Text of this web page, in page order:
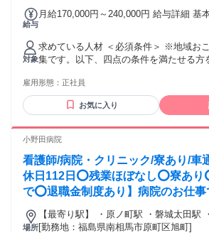
給与
月給170,000円～240,000円 給与詳細 基
れる通勤・皆勤・家族手当金額：あり
るその他手当金額：あり ※通勤手当あり（上限53,500円） ※
扶養手当・住居手当・特殊手当等あり。
動。
対象
求めている人材 ＜必須条件＞ ※地域お
集です。以下、四点の条件を満たせる方
活の拠点を飯舘村に移すとともに飯舘村
きる方 ・飯舘村に継続して定住する意
車運転免許を有している方。（AT限定
許（准看護師免許でも可）を有している
歳 法令の規定（18歳未満の深夜業の禁止
あり）により年齢制限がございます。）
雇用形態： 正社員
お気に入り
小野田病院
看護師/病院・クリニック/寮あり/車
休日112日⭕残業ほぼなし⭕寮あり
で⭕退職金制度あり】病院のお仕事
場所
【最寄り駅】 ・原ノ町駅 ・磐城太田駅
[勤務地：福島県南相馬市原町区旭町]